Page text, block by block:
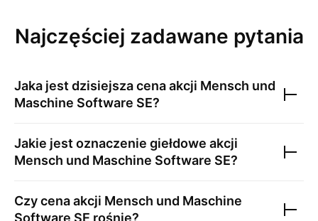
Najczęściej zadawane pytania
Jaka jest dzisiejsza cena akcji Mensch und
Maschine Software SE?
Jakie jest oznaczenie giełdowe akcji
Mensch und Maschine Software SE?
Czy cena akcji Mensch und Maschine
Software SE rośnie?